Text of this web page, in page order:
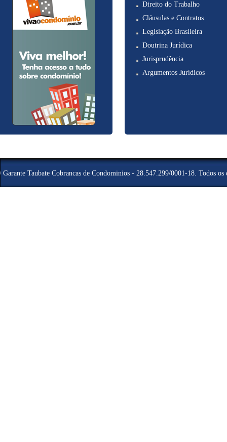
Direito do Trabalho
Cláusulas e Contratos
Legislação Brasileira
Doutrina Jurídica
Jurisprudência
Argumentos Jurídicos
Garante Taubate Cobrancas de Condominios - 28.547.299/0001-18. Todos os